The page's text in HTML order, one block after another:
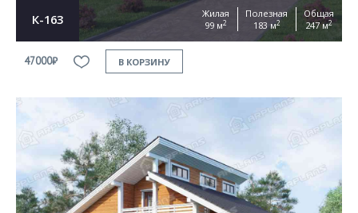
К-163
Жилая
99 м2
Полезная
183 м2
Общая
247 м2
47000₽ В КОРЗИНУ